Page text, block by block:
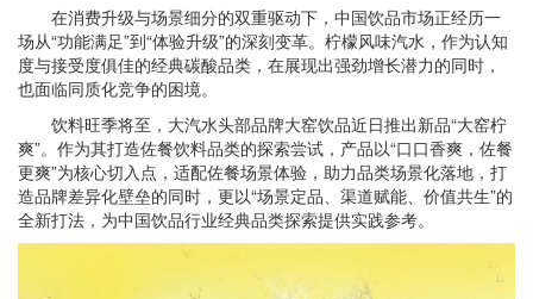
在消费升级与场景细分的双重驱动下，中国饮品市场正经历一
场从“功能满足”到“体验升级”的深刻变革。柠檬风味汽水，作为认知
度与接受度俱佳的经典碳酸品类，在展现出强劲增长潜力的同时，
也面临同质化竞争的困境。
饮料旺季将至，大汽水头部品牌大窑饮品近日推出新品“大窑柠
爽”。作为其打造佐餐饮料品类的探索尝试，产品以“口口香爽，佐餐
更爽”为核心切入点，适配佐餐场景体验，助力品类场景化落地，打
造品牌差异化壁垒的同时，更以“场景定品、渠道赋能、价值共生”的
全新打法，为中国饮品行业经典品类探索提供实践参考。